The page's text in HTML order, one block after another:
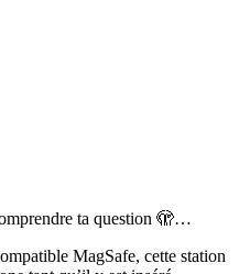
ta question 🫣…
MagSafe, cette station